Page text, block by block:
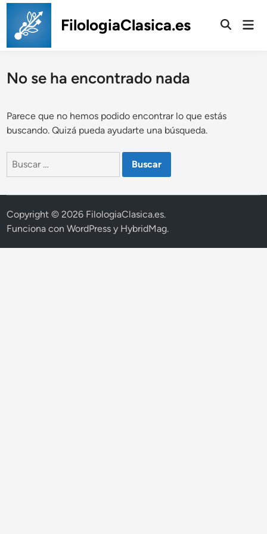
Saltar
contenido
FilologiaClasica.es
No se ha encontrado nada
Parece que no hemos podido encontrar lo que estás
buscando. Quizá pueda ayudarte una búsqueda.
Buscar:
Copyright © 2026 FilologiaClasica.es.
Funciona conWordPress y HybridMag.